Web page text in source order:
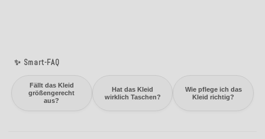
✨ Smart-FAQ
Fällt das Kleid
größengerecht
aus?
Hat das Kleid
wirklich Taschen?
Wie pflege ich das
Kleid richtig?